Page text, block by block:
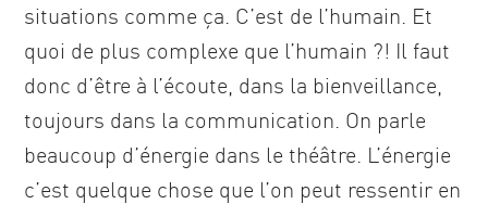
situations comme ça. C’est de l’humain. Et
quoi de plus complexe que l’humain ?! Il faut
donc d’être à l’écoute, dans la bienveillance,
toujours dans la communication. On parle
beaucoup d’énergie dans le théâtre. L’énergie
c’est quelque chose que l’on peut ressentir en